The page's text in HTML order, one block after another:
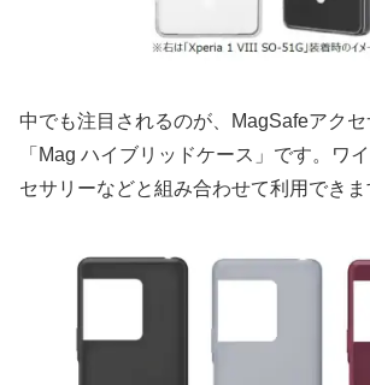
中でも注目されるのが、MagSafeアク
「Mag ハイブリッドケース」です。ワ
セサリーなどと組み合わせて利用できま